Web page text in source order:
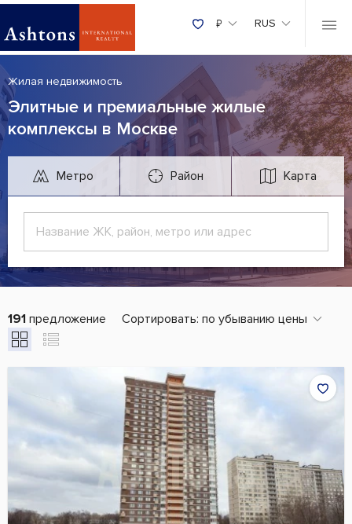
₽ RUS
Жилая недвижимость
Элитные и премиальные жилые
комплексы в Москве
Метро Район Карта
191 предложение Сортировать: по убыванию цены